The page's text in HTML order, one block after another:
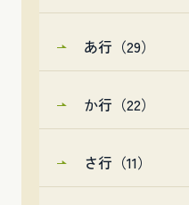
あ行（29）
か行（22）
さ行（11）